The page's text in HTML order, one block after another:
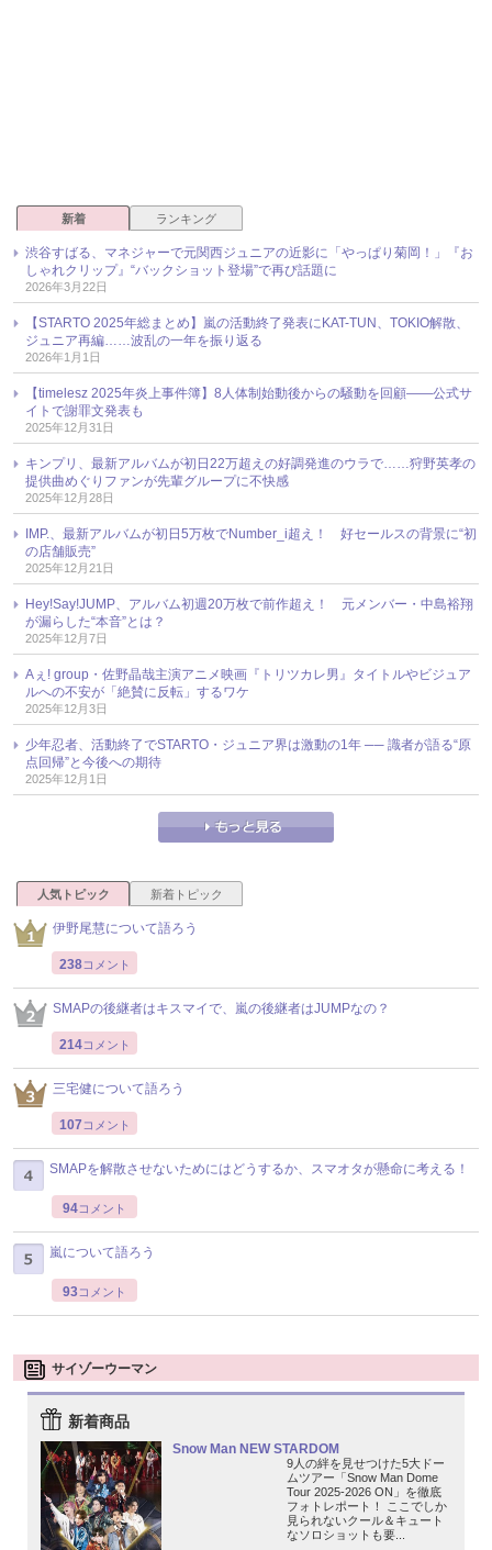
新着 ランキング
渋谷すばる、マネジャーで元関西ジュニアの近影に「やっぱり菊岡！」『お
しゃれクリップ』“バックショット登場”で再び話題に
2026年3月22日
【STARTO 2025年総まとめ】嵐の活動終了発表にKAT-TUN、TOKIO解散、
ジュニア再編……波乱の一年を振り返る
2026年1月1日
【timelesz 2025年炎上事件簿】8人体制始動後からの騒動を回顧――公式サ
イトで謝罪文発表も
2025年12月31日
キンプリ、最新アルバムが初日22万超えの好調発進のウラで……狩野英孝の
提供曲めぐりファンが先輩グループに不快感
2025年12月28日
IMP.、最新アルバムが初日5万枚でNumber_i超え！ 好セールスの背景に“初
の店舗販売”
2025年12月21日
Hey!Say!JUMP、アルバム初週20万枚で前作超え！ 元メンバー・中島裕翔
が漏らした“本音”とは？
2025年12月7日
Aぇ! group・佐野晶哉主演アニメ映画『トリツカレ男』タイトルやビジュア
ルへの不安が「絶賛に反転」するワケ
2025年12月3日
少年忍者、活動終了でSTARTO・ジュニア界は激動の1年 ── 識者が語る“原
点回帰”と今後への期待
2025年12月1日
人気トピック 新着トピック
伊野尾慧について語ろう
238コメント
SMAPの後継者はキスマイで、嵐の後継者はJUMPなの？
214コメント
三宅健について語ろう
107 コメント
SMAPを解散させないためにはどうするか、スマオタが懸命に考える！
94コメント
嵐について語ろう
93コメント
サイゾーウーマン
新着商品
Snow Man NEW STARDOM
9人の絆を見せつけた5大ドー
ムツアー「Snow Man Dome
Tour 2025-2026 ON」を徹底
フォトレポート！ ここでしか
見られないクール＆キュート
なソロショットも要...